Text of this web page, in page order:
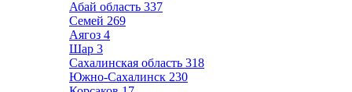
Абай область 337
Семей 269
Аягоз 4
Шар 3
Сахалинская область 318
Южно-Сахалинск 230